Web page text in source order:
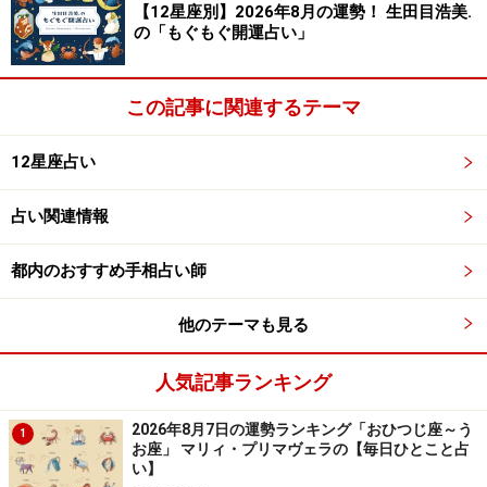
ンスにつながっていくはず。
アンテナの感度も高め。面白そう、楽しそうと感じたコ
ンテンツをチェックして。お気に入りのシリーズを見つ
けて長く楽しめたり、元気のモトとなる推し活につなが
ったりするでしょう。
オフは、イメージチェンジが好評。ガラッと変えて！
＞【恋愛＆対人運】ランキングの結果を見る
＞【仕事＆金運】ランキングの結果を見る
＞【才能＆創造性】ランキングの結果を見る
4位：おひつじ座（3月21日～4月19日生ま
れ）
楽しい夏が実現します。
【12星座別】2026年8月の運勢！ 生田目浩美.
の「もぐもぐ開運占い」
この記事に関連するテーマ
12星座占い
占い関連情報
都内のおすすめ手相占い師
他のテーマも見る
人気記事ランキング
1
2026年8月7日の運勢ランキング「おひつじ座～う
お座」 マリィ・プリマヴェラの【毎日ひとこと占
い】